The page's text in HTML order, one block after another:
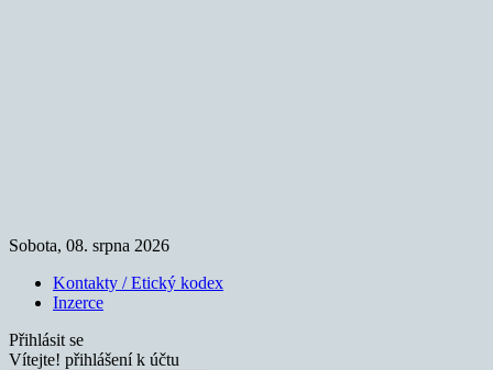
Sobota, 08. srpna 2026
Kontakty / Etický kodex
Inzerce
Přihlásit se
Vítejte! přihlášení k účtu